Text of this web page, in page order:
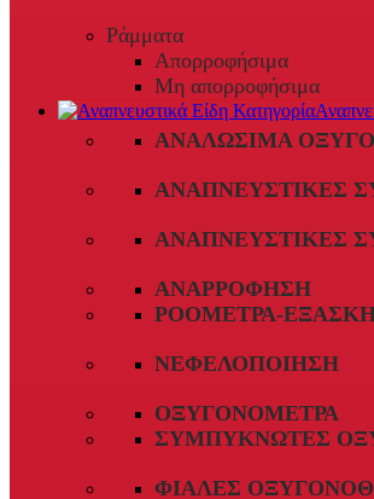
Ράμματα
Απορροφήσιμα
Μη απορροφήσιμα
ΑΝΑΛΏΣΙΜΑ
ΑΝΑΠΝΕΥΣΤΙΚΈΣ
ΑΝΑΠΝΕΥΣΤΙΚΈΣ
ΑΝΑΡΡΌΦΗΣΗ
ΡΟΌΜΕΤΡΑ-
ΝΕΦΕΛΟΠΟΊΗΣΗ
ΟΞΥΓΟΝΌΜΕΤΡΑ
ΣΥΜΠΥΚΝΩΤΈΣ
ΦΙΆΛΕΣ